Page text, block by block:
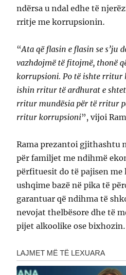
ndërsa u ndal edhe të
rritje me korrupsionin.
“Ata që flasin e flasin se s’ju
vazhdojmë të fitojmë, thonë
korrupsioni. Po të ishte rritur
ishin rritur të ardhurat e
rritur mundësia për të rritur
rritur korrupsioni”, vijoi
Rama prezantoi gjithashtu
për familjet me ndihmë
përfituesit do të pajisen me
ushqime bazë në pika të
garantuar që ndihma të
nevojat thelbësore dhe të
pijet alkoolike ose bixhozin.